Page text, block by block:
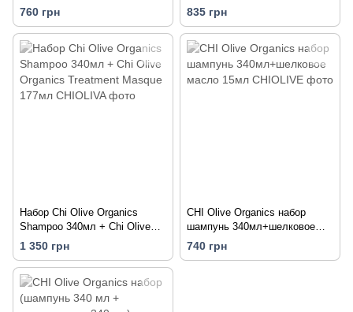
Organics Hair and Body
Conditioner
760 грн
and Body Shampoo
835 грн
Набор Chi Olive Organics
Shampoo 340мл + Chi Olive
Organics Treatment Masque
1 350 грн
CHI Olive Organics набор
шампунь 340мл+шелковое
масло 15мл
740 грн